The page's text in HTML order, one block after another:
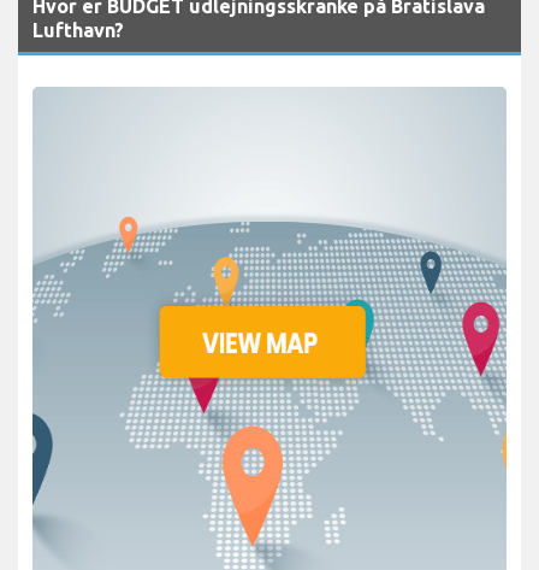
Hvor er BUDGET udlejningsskranke på Bratislava
Lufthavn?